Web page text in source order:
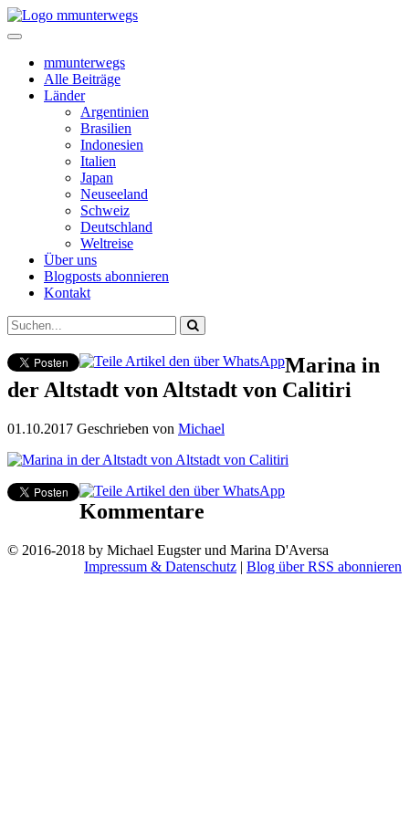
mmunterwegs
Alle Beiträge
Länder
Argentinien
Brasilien
Indonesien
Italien
Japan
Neuseeland
Schweiz
Deutschland
Weltreise
Über uns
Blogposts abonnieren
Kontakt
Marina in
der Altstadt von Altstadt von Calitiri
01.10.2017 Geschrieben von Michael
Kommentare
© 2016-2018 by Michael Eugster und Marina D'Aversa
Impressum & Datenschutz | Blog über RSS abonnieren